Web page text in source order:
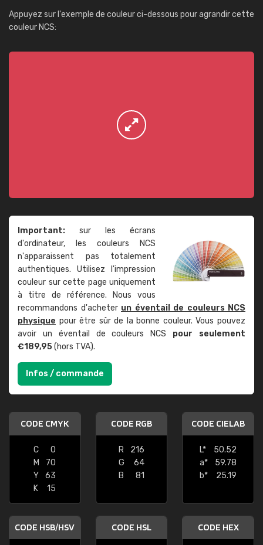
Appuyez sur l'exemple de couleur ci-dessous pour agrandir cette
couleur NCS:
Important: sur les écrans
d'ordinateur, les couleurs NCS
n'apparaissent pas totalement
authentiques. Utilisez l'impression
couleur sur cette page uniquement
à titre de référence. Nous vous
recommandons d'acheter un éventail de couleurs NCS
physique pour être sûr de la bonne couleur. Vous pouvez
avoir un éventail de couleurs NCS pour seulement
€189,95(hors TVA).
Infos / commande
CODE CMYK
C
0
M
70
Y
63
K
15
CODE RGB
R
216
G
64
B
81
CODE CIELAB
L*
50.52
a*
59.78
b*
25.19
CODE HSB/HSV CODE HSL CODE HEX